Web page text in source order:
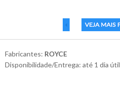
Fabricantes: ROYCE
Disponibilidade/Entrega: até 1 dia útil